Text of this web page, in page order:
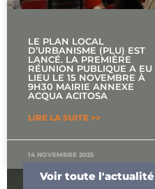
LE PLAN LOCAL
D’URBANISME (PLU) EST
LANCÉ. LA PREMIÈRE
RÉUNION PUBLIQUE A EU
LIEU LE 15 NOVEMBRE À
9H30 MAIRIE ANNEXE
ACQUA ACITOSA
LIRE LA SUITE >>
14 NOVEMBRE 2025
Voir toute l'actualité